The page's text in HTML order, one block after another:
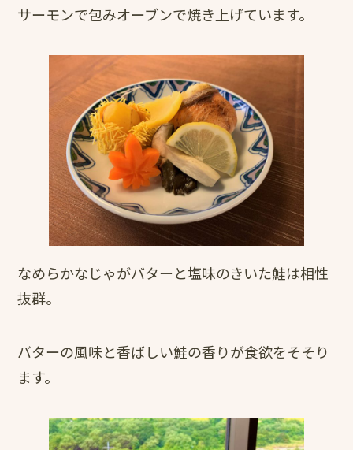
サーモンで包みオーブンで焼き上げています。
なめらかなじゃがバターと塩味のきいた鮭は相性
抜群。
バターの風味と香ばしい鮭の香りが食欲をそそり
ます。